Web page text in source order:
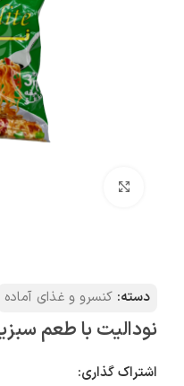
دسته: کنسرو و غذای آماده
نودالیت با طعم
اشتراک گذاری: